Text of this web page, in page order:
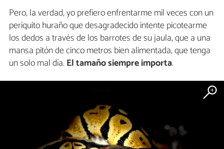
Pero, la verdad, yo prefiero enfrentarme mil veces con un
periquito huraño que desagradecido intente picotearme
los dedos a través de los barrotes de su jaula, que a una
mansa pitón de cinco metros bien alimentada, que tenga
un solo mal día. El tamaño siempre importa.